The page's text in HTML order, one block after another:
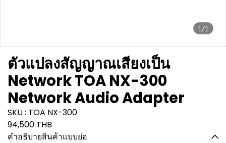
1/1
ตัวแปลงสัญญาณเสียงเป็น
Network TOA NX-300
Network Audio Adapter
SKU : TOA NX-300
94,500 THB
คำอธิบายสินค้าแบบย่อ